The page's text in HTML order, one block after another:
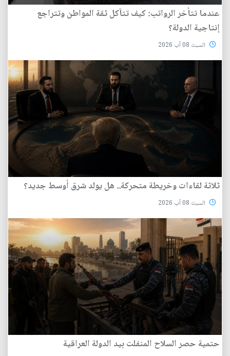
عندما تتأخر الرواتب: كيف تتآكل ثقة المواطن وتتراجع
إنتاجية الدولة؟
السبت 08 آب 2026
ثلاثة لقاءات وخريطة متحركة.. هل يولد شرق أوسط جديد؟
السبت 08 آب 2026
حتمية حصر السلاح المنفلت بيد الدولة العراقية